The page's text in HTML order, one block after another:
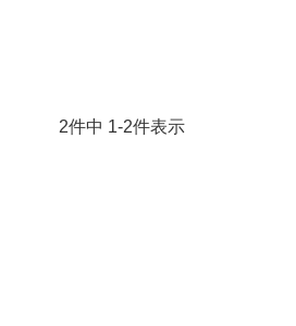
2件中 1-2件表示